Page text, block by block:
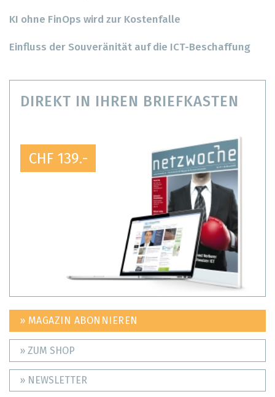
KI ohne FinOps wird zur Kostenfalle
Einfluss der Souveränität auf die ICT-Beschaffung
DIREKT IN IHREN BRIEFKASTEN
CHF 139.-
» MAGAZIN ABONNIEREN
» ZUM SHOP
» NEWSLETTER